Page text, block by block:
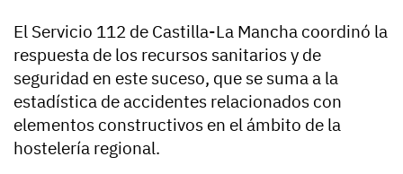
El Servicio 112 de Castilla-La Mancha coordinó la
respuesta de los recursos sanitarios y de
seguridad en este suceso, que se suma a la
estadística de accidentes relacionados con
elementos constructivos en el ámbito de la
hostelería regional.